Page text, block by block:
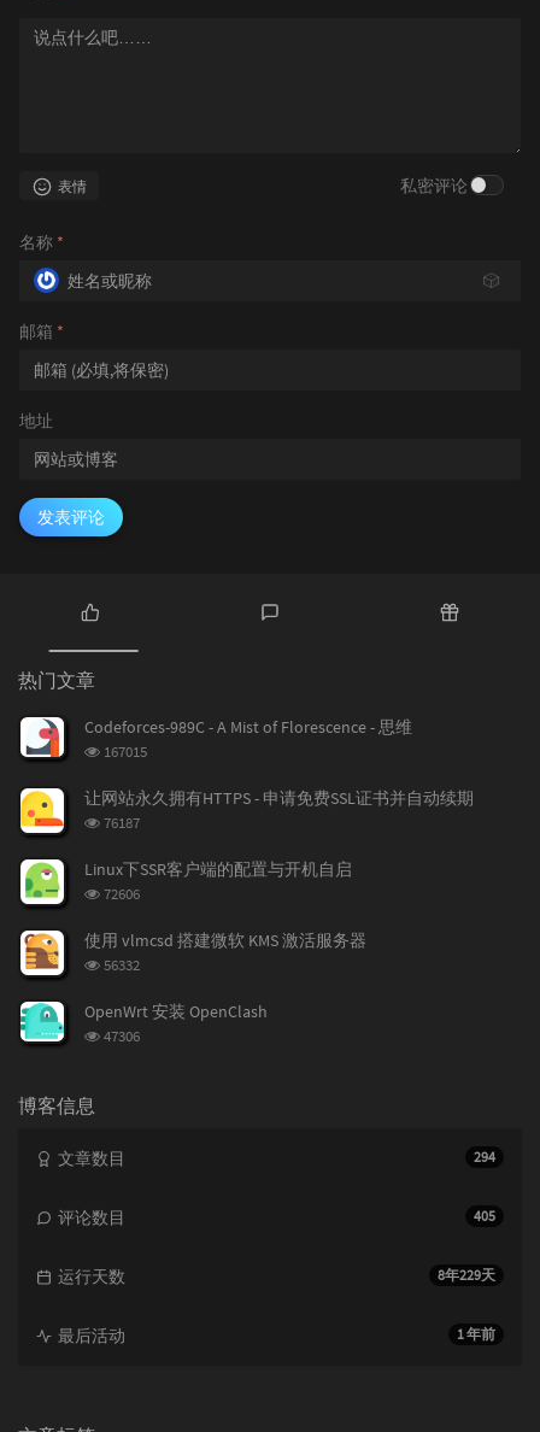
表情 私密评论
名称 *
🎲
邮箱 *
地址
发表评论
热
门
文
章
论
热门文章
Codeforces-989C - A Mist of Florescence - 思维
浏
次
数:
167015
让网站永久拥有HTTPS - 申请免费SSL证书并自动续期
浏
次
76187
Linux下SSR客户端的配置与开机自启
浏
次
数:
72606
使用 vlmcsd 搭建微软 KMS 激活服务器
浏
次
56332
OpenWrt 安装 OpenClash
浏
47306
博客信息
294
文章数目
405
评论数目
8年229天
运行天数
1 年前
最后活动